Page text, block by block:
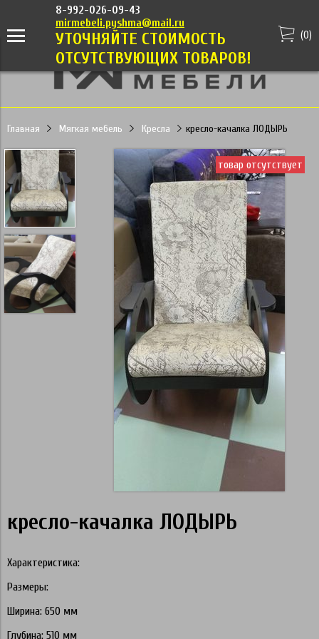
8-992-026-09-43
mirmebeli.pyshma@mail.ru
УТОЧНЯЙТЕ СТОИМОСТЬ
ОТСУТСТВУЮЩИХ ТОВАРОВ!
(0)
Главная Мягкая мебель Кресла кресло-качалка ЛОДЫРЬ
товар отсутствует
кресло-качалка ЛОДЫРЬ
Характеристика:
Размеры:
Ширина: 650 мм
Глубина: 510 мм